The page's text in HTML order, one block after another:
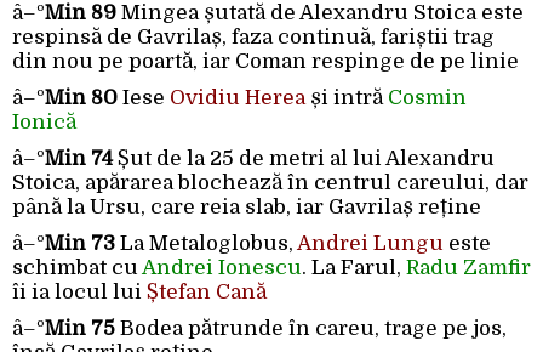
â–ºMin 89 Mingea șutată de Alexandru Stoica este
respinsă de Gavrilaș, faza continuă, fariștii trag
din nou pe poartă, iar Coman respinge de pe linie
â–ºMin 80 Iese Ovidiu Hereași intrăCosmin
Ionică
â–ºMin 74Șut de la 25 de metri al lui Alexandru
Stoica, apărarea blochează în centrul careului, dar
până la Ursu, care reia slab, iar Gavrilaș reține
â–ºMin 73 La Metaloglobus, Andrei Lungu este
schimbat cu Andrei Ionescu. La Farul, Radu Zamfir
îi ia locul lui Ștefan Cană
â–ºMin 75 Bodea pătrunde în careu, trage pe jos,